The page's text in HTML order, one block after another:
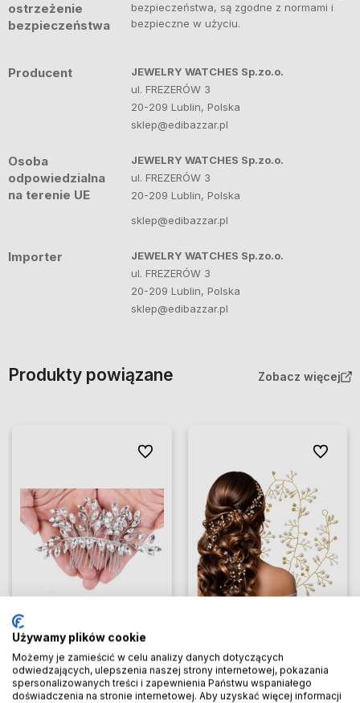
ostrzeżenie
bezpieczeństwa
bezpieczeństwa, są zgodne z normami i
bezpieczne w użyciu.
Producent
JEWELRY WATCHES Sp.zo.o.
ul. FREZERÓW 3
20-209 Lublin, Polska
sklep@edibazzar.pl
Osoba
odpowiedzialna
na terenie UE
JEWELRY WATCHES Sp.zo.o.
ul. FREZERÓW 3
20-209 Lublin, Polska
sklep@edibazzar.pl
Importer
JEWELRY WATCHES Sp.zo.o.
ul. FREZERÓW 3
20-209 Lublin, Polska
sklep@edibazzar.pl
Produkty powiązane Zobacz więcej
Srebrny Grzebyk na ślub
Do ulubionych
STROIK ŚLUBNY Ozdoba do
Do
Używamy plików cookie
Możemy je zamieścić w celu analizy danych dotyczących
odwiedzających, ulepszenia naszej strony internetowej, pokazania
spersonalizowanych treści i zapewnienia Państwu wspaniałego
doświadczenia na stronie internetowej. Aby uzyskać więcej informacji